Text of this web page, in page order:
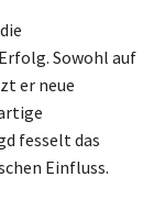
Sowohl auf
er neue
fesselt das
Einfluss.